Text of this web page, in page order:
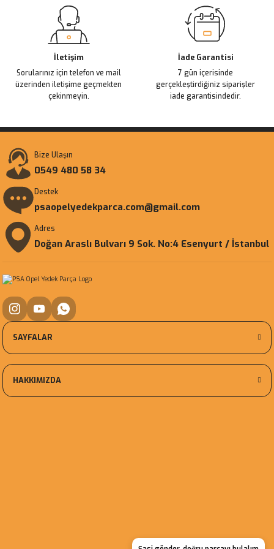
İletişim
Sorularınız için telefon ve mail
üzerinden iletişime geçmekten
çekinmeyin.
İade Garantisi
7 gün içerisinde
gerçekleştirdiğiniz siparişler
iade garantisindedir.
Bize Ulaşın
0549 480 58 34
Destek
psaopelyedekparca.com@gmail.com
Adres
Doğan Araslı Bulvarı 9 Sok. No:4 Esenyurt / İstanbul
SAYFALAR
HAKKIMIZDA